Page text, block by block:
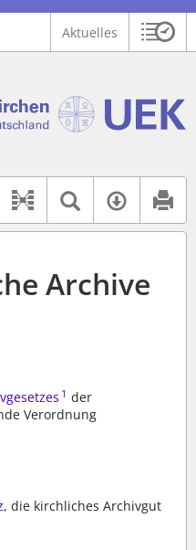
Aktuelles
"Pfarrerausschuss".
Dokument-
Textsuche
Archive
1 der
Verordnung
, die kirchliches Archivgut